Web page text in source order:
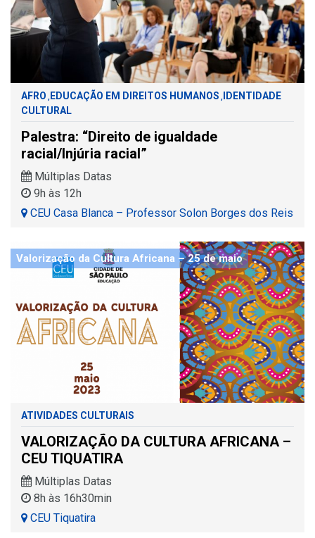
AFRO EDUCAÇÃO EM DIREITOS HUMANOS
IDENTIDADE
CULTURAL
Palestra: “Direito de igualdade
racial/Injúria racial”
Múltiplas Datas
9h às 12h
CEU Casa Blanca – Professor Solon Borges dos Reis
Valorização da Cultura Africana – 25 de maio
ATIVIDADES CULTURAIS
VALORIZAÇÃO DA CULTURA AFRICANA –
CEU TIQUATIRA
Múltiplas Datas
8h às 16h30min
CEU Tiquatira